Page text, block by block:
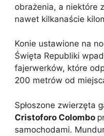
obrażenia, a niektóre
nawet kilkanaście
Konie ustawione na
Święta Republiki
fajerwerków, które
200 metrów od
Spłoszone zwierzęta
Cristoforo Colombo
samochodami.